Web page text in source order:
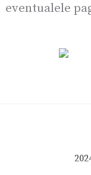
eventualele